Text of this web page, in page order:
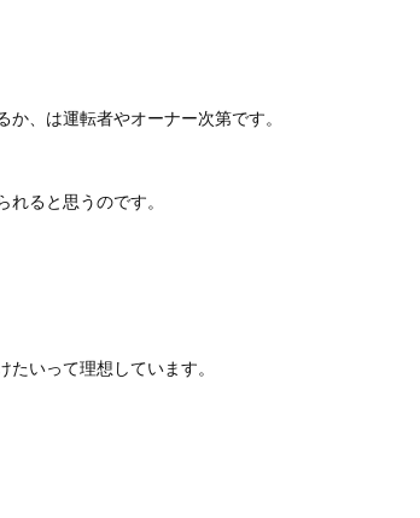
、は運転者やオーナー次第です。
ると思うのです。
いって理想しています。